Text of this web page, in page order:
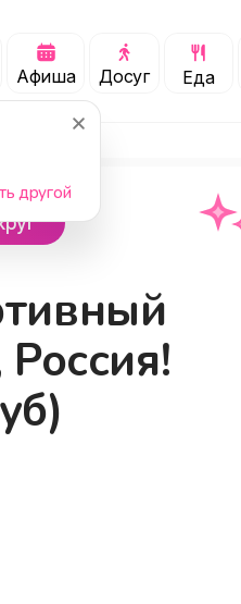
другой
Афиша Досуг Еда